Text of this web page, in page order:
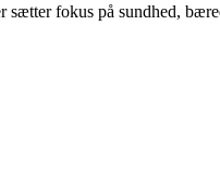
sætter fokus på sundhed,